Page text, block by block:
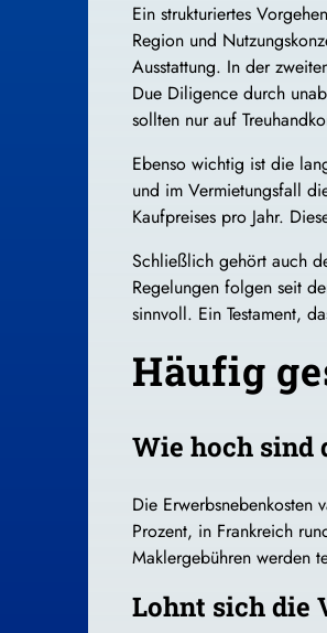
Ein strukturiertes
Region und
Ausstattung. In der
Due Diligence durch
sollten nur auf
Ebenso wichtig ist die
und im Vermietungsfall
Kaufpreises pro Jahr.
Schließlich gehört auch
Regelungen folgen seit
sinnvoll. Ein Testament,
Häufig
Wie hoch sind
Die
Prozent, in Frankreich
Maklergebühren werden
Lohnt sich die